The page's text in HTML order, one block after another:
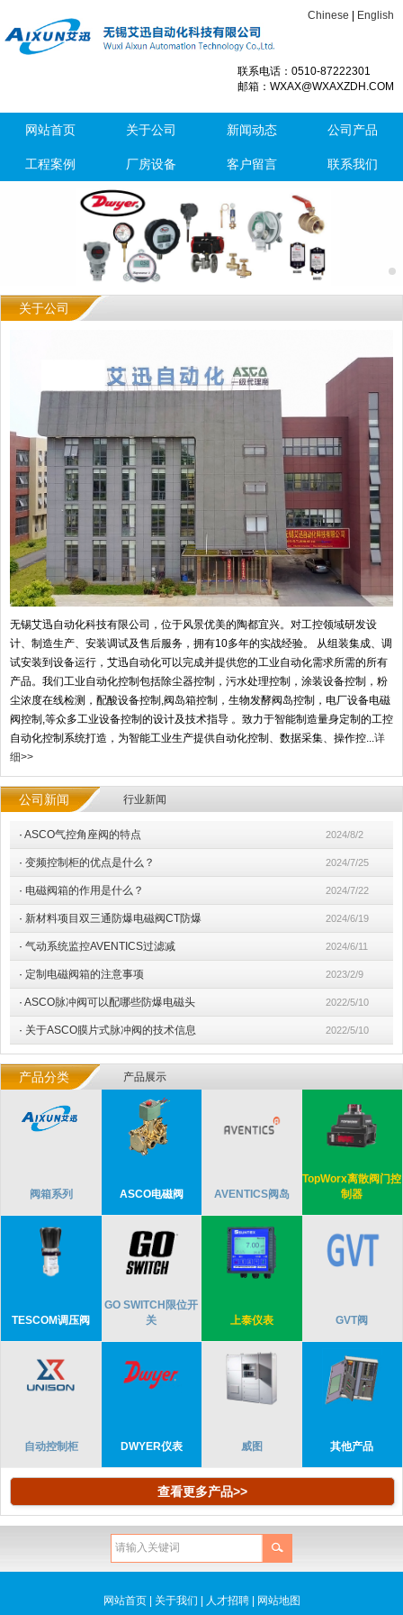
Chinese English
联系电话：0510-87222301
邮箱：WXAX@WXAXZDH.COM
网站首页 关于公司 新闻动态 公司产品
工程案例 厂房设备 客户留言 联系我们
关于公司
无锡艾迅自动化科技有限公司，位于风景优美的陶都宜兴。对工控领域研发设
计、制造生产、安装调试及售后服务，拥有10多年的实战经验。 从组装集成、调
试安装到设备运行，艾迅自动化可以完成并提供您的工业自动化需求所需的所有
产品。我们工业自动化控制包括除尘器控制，污水处理控制，涂装设备控制，粉
尘浓度在线检测，配酸设备控制,阀岛箱控制，生物发酵阀岛控制，电厂设备电磁
阀控制,等众多工业设备控制的设计及技术指导 。致力于智能制造量身定制的工控
自动化控制系统打造，为智能工业生产提供自动化控制、数据采集、操作控...详
细>>
公司新闻 行业新闻
· ASCO气控角座阀的特点 2024/8/2
· 变频控制柜的优点是什么？ 2024/7/25
· 电磁阀箱的作用是什么？ 2024/7/22
· 新材料项目双三通防爆电磁阀CT防爆 2024/6/19
· 气动系统监控AVENTICS过滤减 2024/6/11
· 定制电磁阀箱的注意事项 2023/2/9
· ASCO脉冲阀可以配哪些防爆电磁头 2022/5/10
· 关于ASCO膜片式脉冲阀的技术信息 2022/5/10
产品分类 产品展示
阀箱系列 ASCO电磁阀 AVENTICS阀岛
TopWorx离散阀门控
制器
TESCOM调压阀
GO SWITCH限位开
关
上泰仪表 GVT阀
自动控制柜 DWYER仪表 威图 其他产品
查看更多产品>>
网站首页| 关于我们 人才招聘| 网站地图